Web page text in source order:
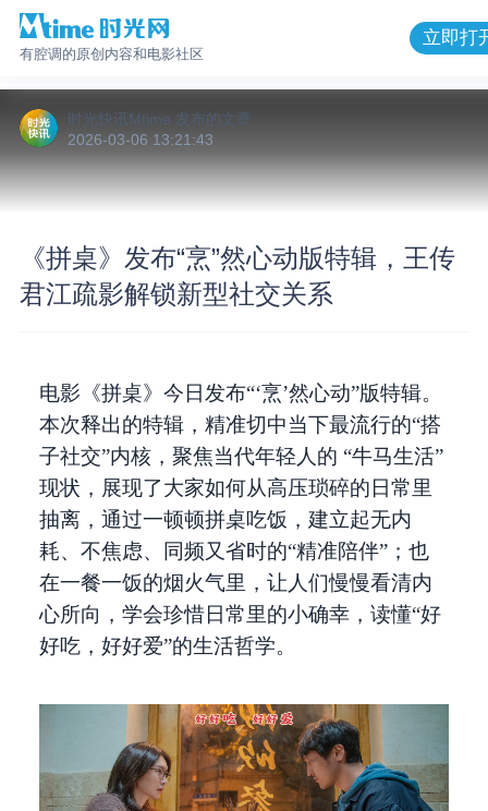
有腔调的原创内容和电影社区
立即打
时光快讯Mtime 发布的 文章
2026-03-06 13:21:43
《拼桌》发布“烹”然心动版特辑，王传
君江疏影解锁新型社交关系
电影《拼桌》今日发布“‘烹’然心动”版特辑。
本次释出的特辑，精准切中当下最流行的“搭
子社交”内核，聚焦当代年轻人的 “牛马生活”
现状，展现了大家如何从高压琐碎的日常里
抽离，通过一顿顿拼桌吃饭，建立起无内
耗、不焦虑、同频又省时的“精准陪伴”；也
在一餐一饭的烟火气里，让人们慢慢看清内
心所向，学会珍惜日常里的小确幸，读懂“好
好吃，好好爱”的生活哲学。